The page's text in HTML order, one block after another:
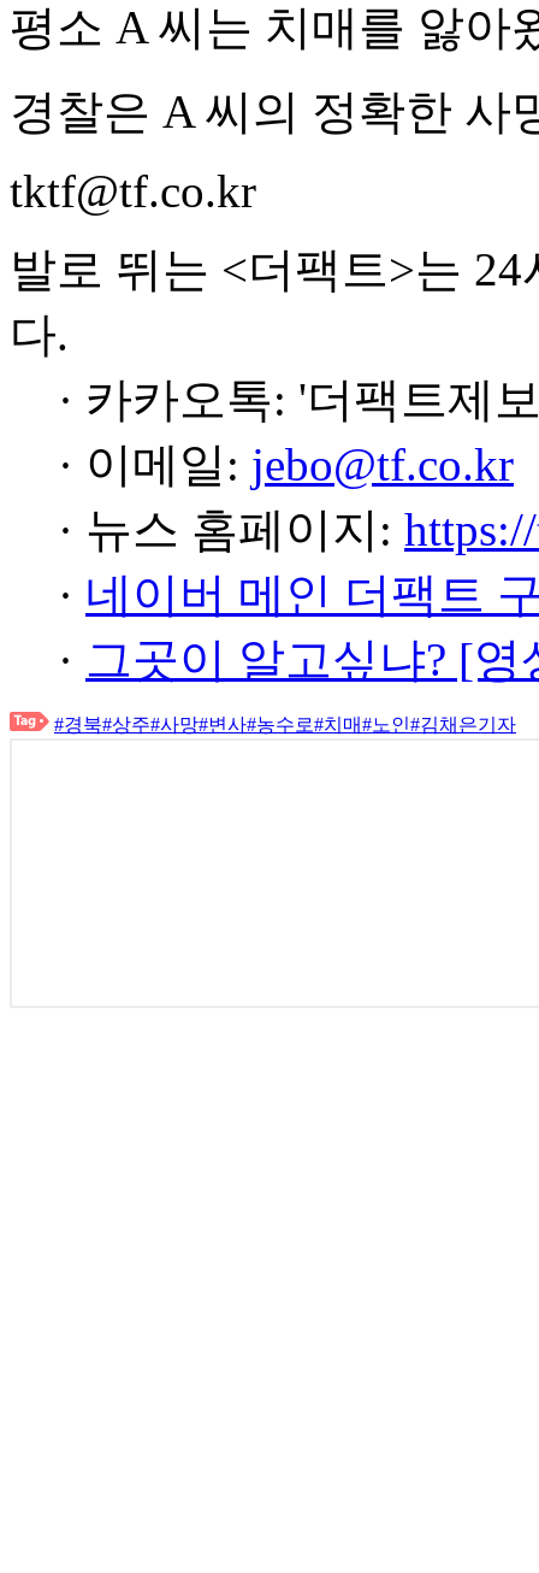
평소 A 씨는 치매를 앓아
경찰은 A 씨의 정확한 사
tktf@tf.co.kr
발로 뛰는 <더팩트>는
다.
· 카카오톡: '더팩트제
· 이메일: jebo@tf.co.kr
· 뉴스 홈페이지:
· 네이버 메인 더팩트
· 그곳이 알고싶냐? [
#경북#상주#사망#변사#농수로#치매#노인#김채은기자